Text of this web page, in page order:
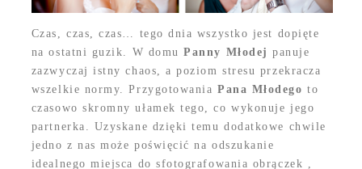
Czas, czas, czas… tego dnia wszystko jest dopięte
na ostatni guzik. W domuPanny Młodej panuje
zazwyczaj istny chaos, a poziom stresu przekracza
wszelkie normy. PrzygotowaniaPana Młodego to
czasowo skromny ułamek tego, co wykonuje jego
partnerka. Uzyskane dzięki temu dodatkowe chwile
jedno z nas może poświęcić na odszukanie
idealnego miejsca do sfotografowania obrączek ,